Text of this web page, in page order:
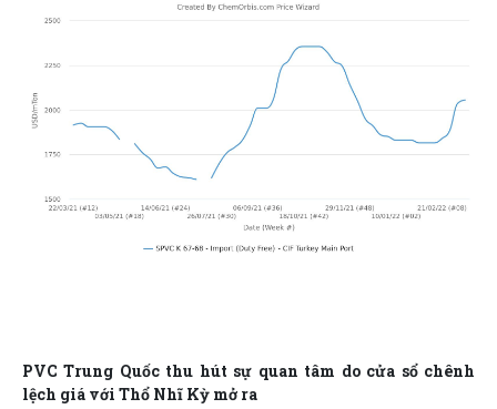
PVC Trung Quốc thu hút sự quan tâm do cửa sổ chênh
lệch giá với Thổ Nhĩ Kỳ mở ra